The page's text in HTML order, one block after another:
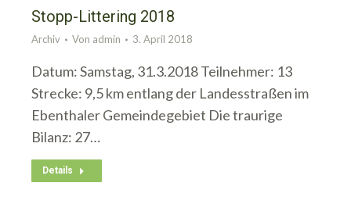
Stopp-Littering 2018
Archiv Von admin 3. April 2018
Datum: Samstag, 31.3.2018 Teilnehmer: 13
Strecke: 9,5 km entlang der Landesstraßen im
Ebenthaler Gemeindegebiet Die traurige
Bilanz: 27…
Details